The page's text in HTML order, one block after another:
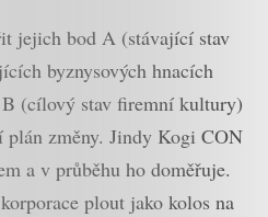
jejich bod A (stávající stav
byznysových hnacích
(cílový stav firemní kultury)
změny. Jindy Kogi CON
a v průběhu ho doměřuje.
plout jako kolos na